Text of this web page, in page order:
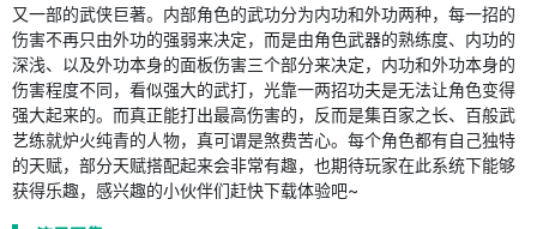
又一部的武侠巨著。内部角色的武功分为内功和外功两种，每一招的
伤害不再只由外功的强弱来决定，而是由角色武器的熟练度、内功的
深浅、以及外功本身的面板伤害三个部分来决定，内功和外功本身的
伤害程度不同，看似强大的武打，光靠一两招功夫是无法让角色变得
强大起来的。而真正能打出最高伤害的，反而是集百家之长、百般武
艺练就炉火纯青的人物，真可谓是煞费苦心。每个角色都有自己独特
的天赋，部分天赋搭配起来会非常有趣，也期待玩家在此系统下能够
获得乐趣，感兴趣的小伙伴们赶快下载体验吧~